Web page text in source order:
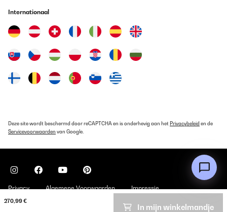
270,99 €
In mijn winkelmandje
Internationaal
Deze site wordt beschermd door reCAPTCHA en is onderhevig aan het Privacybeleid en de
Servicevoorwaarden van Google.
Privacy Algemene Voorwaarden Impressie
Copyright © 2026 Klarstein. All rights reserved